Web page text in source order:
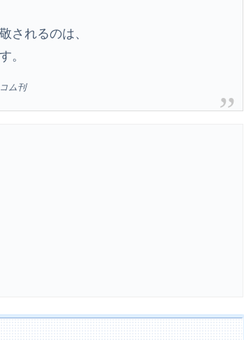
されるのは、
。
ム刊